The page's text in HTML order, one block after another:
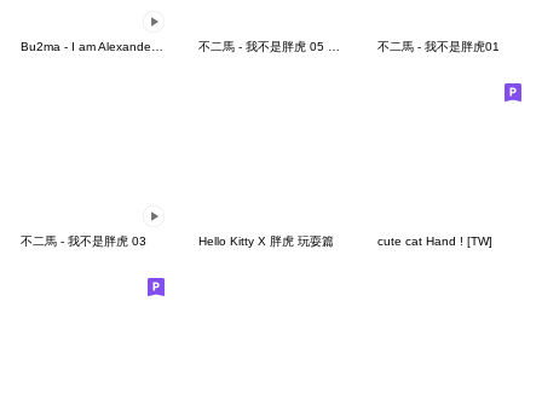
不二馬 - 我不是胖虎01
不二馬 - 我不是胖虎 03 Hello Kitty X 胖虎 玩耍篇 cute cat Hand ! [TW]